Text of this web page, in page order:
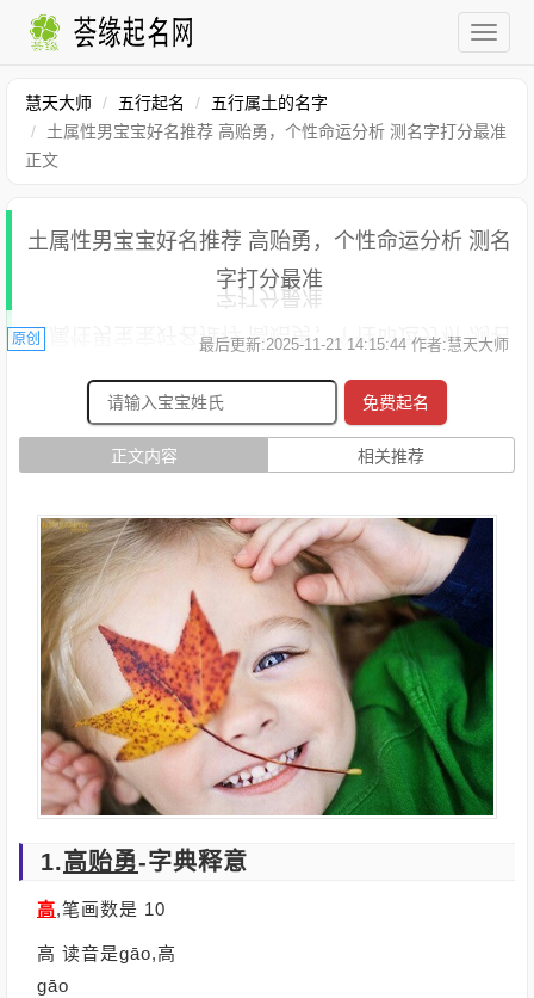
慧天大师 五行起名
五行属土的名字
土属性男宝宝好名推荐 高贻勇，个性命运分析 测名字打分最准
正文
土属性男宝宝好名推荐 高贻勇，个性命运分析 测名
字打分最准
原创 最后更新:2025-11-21 14:15:44 作者:慧天大师
免费起名
正文内容 相关推荐
1.高贻勇-字典释意
高,笔画数是 10
高 读音是gāo,高
gāo